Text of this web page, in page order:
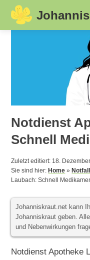
Skip
Notdienst
Schnell
Zuletzt editiert: 18.
Sie sind hier:Home »
Laubach: Schnell
Johanniskraut.net kann
Johanniskraut geben.
und Nebenwirkungen
Notdienst Apotheke